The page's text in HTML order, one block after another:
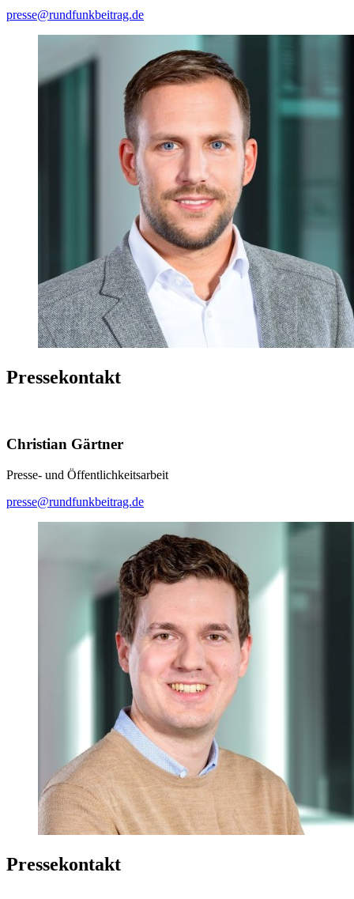
presse@rundfunkbeitrag.de
Pressekontakt
Christian Gärtner
Presse- und Öffentlichkeitsarbeit
presse@rundfunkbeitrag.de
Pressekontakt